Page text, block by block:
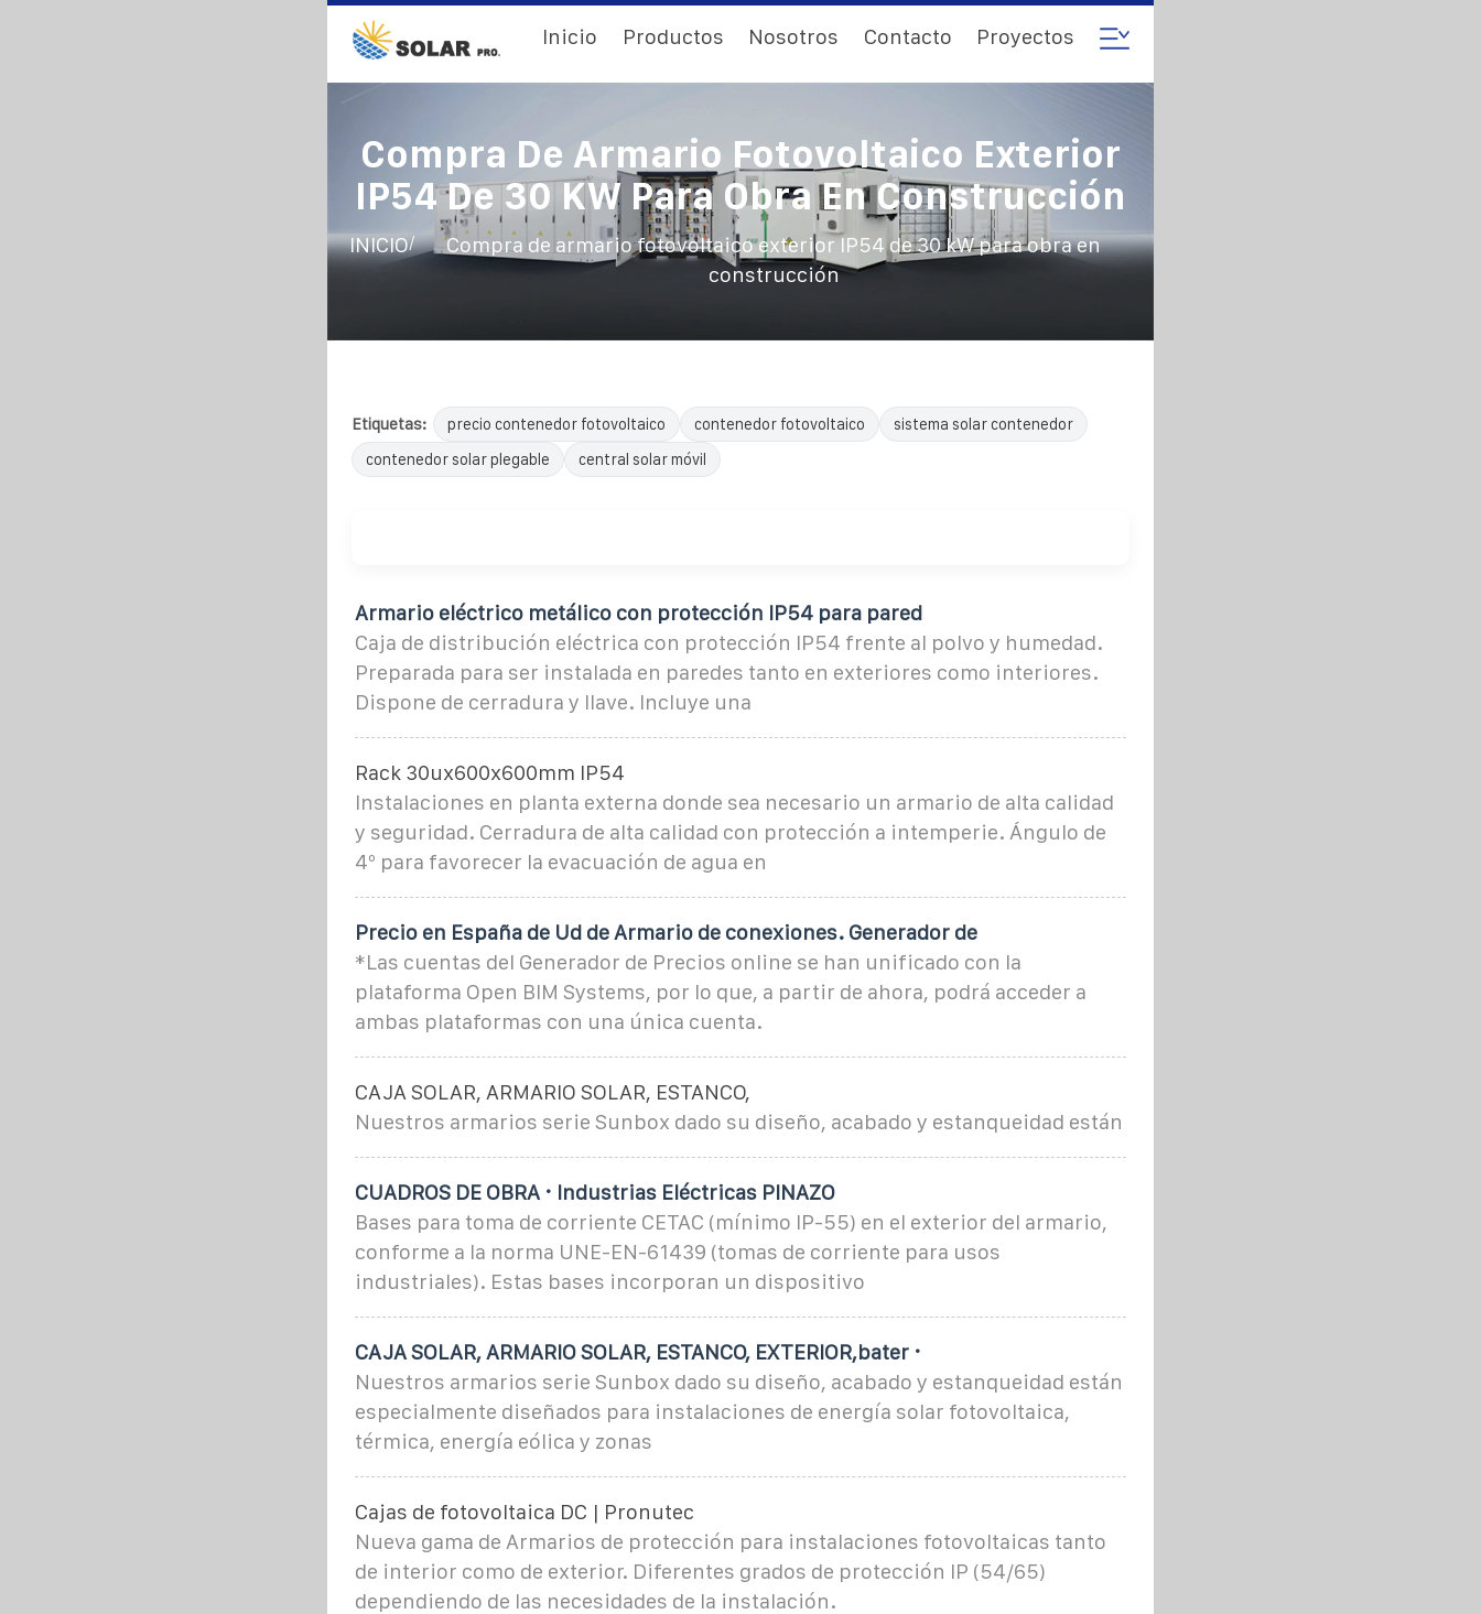
Inicio Productos Nosotros Contacto Proyectos
Compra De Armario Fotovoltaico Exterior
IP54 De 30 KW Para Obra En Construcción
INICIO/
Compra de armario fotovoltaico exterior IP54 de 30 kW para obra en
construcción
Etiquetas: precio contenedor fotovoltaico contenedor fotovoltaico
sistema solar contenedor
contenedor solar plegable
central solar móvil
Armario eléctrico metálico con protección IP54 para pared
Caja de distribución eléctrica con protección IP54 frente al polvo y humedad.
Preparada para ser instalada en paredes tanto en exteriores como interiores.
Dispone de cerradura y llave. Incluye una
Rack 30ux600x600mm IP54
Instalaciones en planta externa donde sea necesario un armario de alta calidad
y seguridad. Cerradura de alta calidad con protección a intemperie. Ángulo de
4º para favorecer la evacuación de agua en
Precio en España de Ud de Armario de conexiones. Generador de
*Las cuentas del Generador de Precios online se han unificado con la
plataforma Open BIM Systems, por lo que, a partir de ahora, podrá acceder a
ambas plataformas con una única cuenta.
CAJA SOLAR, ARMARIO SOLAR, ESTANCO,
Nuestros armarios serie Sunbox dado su diseño, acabado y estanqueidad están
CUADROS DE OBRA · Industrias Eléctricas PINAZO
Bases para toma de corriente CETAC (mínimo IP-55) en el exterior del armario,
conforme a la norma UNE-EN-61439 (tomas de corriente para usos
industriales). Estas bases incorporan un dispositivo
CAJA SOLAR, ARMARIO SOLAR, ESTANCO, EXTERIOR,bater ·
Nuestros armarios serie Sunbox dado su diseño, acabado y estanqueidad están
especialmente diseñados para instalaciones de energía solar fotovoltaica,
térmica, energía eólica y zonas
Cajas de fotovoltaica DC | Pronutec
Nueva gama de Armarios de protección para instalaciones fotovoltaicas tanto
de interior como de exterior. Diferentes grados de protección IP (54/65)
dependiendo de las necesidades de la instalación.